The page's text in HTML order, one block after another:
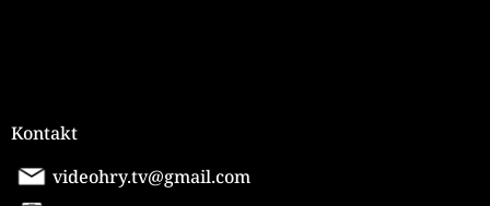
Kontakt
videohry.tv@gmail.com